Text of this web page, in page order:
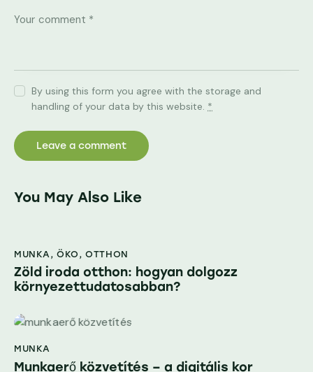
By using this form you agree with the storage and
handling of your data by this website. *
You May Also Like
MUNKA ,ÖKO ,OTTHON
Zöld iroda otthon: hogyan dolgozz
környezettudatosabban?
MUNKA
Munkaerő közvetítés – a digitális kor